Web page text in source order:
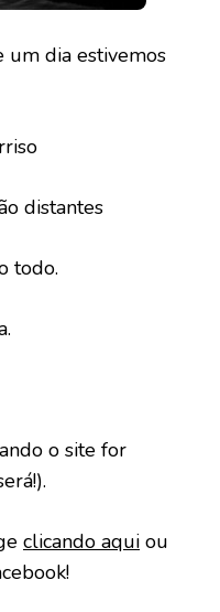
um dia estivemos
distantes
todo.
o site for
clicando aqui ou